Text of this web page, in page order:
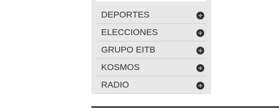
DEPORTES
ELECCIONES
GRUPO EITB
KOSMOS
RADIO